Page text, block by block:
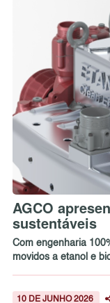
AGCO
sustentáveis
Com engenharia
movidos a etanol e
10 DE JUNHO 2026